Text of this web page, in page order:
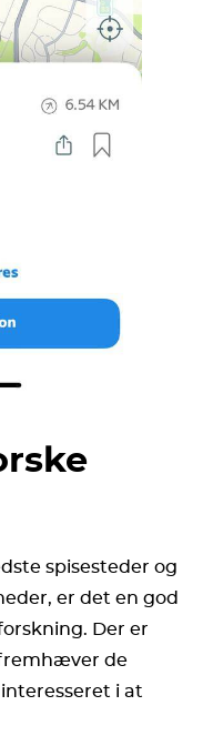
spisesteder og
er det en god
Der er
de
i at